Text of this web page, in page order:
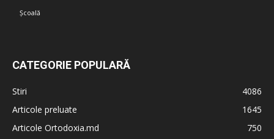
Școală
CATEGORIE POPULARĂ
Stiri
4086
Articole preluate
1645
Articole Ortodoxia.md
750